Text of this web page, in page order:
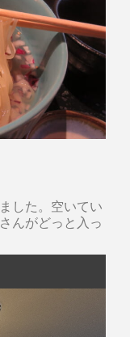
した。空いてい
んがどっと入っ